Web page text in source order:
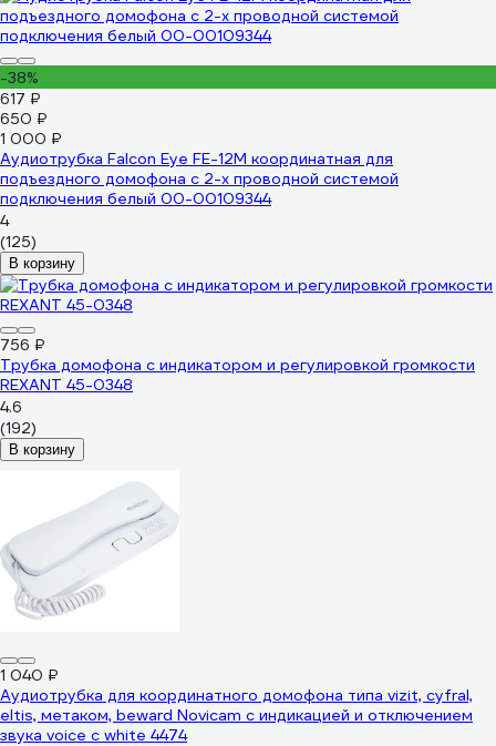
-38%
617 ₽
650 ₽
1 000 ₽
Аудиотрубка Falcon Eye FE-12M координатная для
подъездного домофона с 2-х проводной системой
подключения белый 00-00109344
4
(125)
В корзину
756 ₽
Трубка домофона с индикатором и регулировкой громкости
REXANT 45-0348
4.6
(192)
В корзину
1 040 ₽
Аудиотрубка для координатного домофона типа vizit, cyfral,
eltis, метаком, beward Novicam с индикацией и отключением
звука voice c white 4474